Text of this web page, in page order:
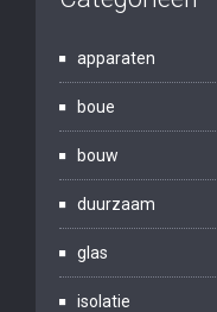
apparaten
boue
bouw
duurzaam
glas
isolatie